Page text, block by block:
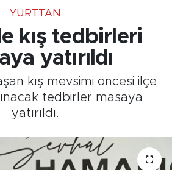
YURTTAN
kış tedbirleri
yatırıldı
kış mevsimi öncesi ilçe
tedbirler masaya
yatırıldı.
Yoğunluk Haritası
Durumu ve Fikstür